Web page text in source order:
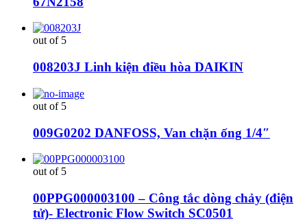
out of 5
008203J Linh kiện điều hòa DAIKIN
out of 5
009G0202 DANFOSS, Van chặn ống 1/4″
out of 5
00PPG000003100 – Công tắc dòng chảy (điện
tử)- Electronic Flow Switch SC0501